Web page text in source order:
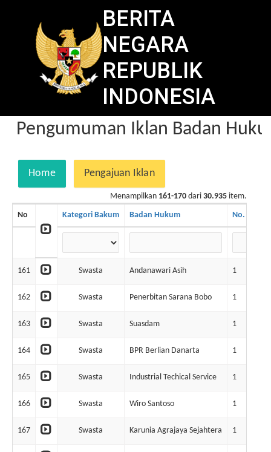
BERITA
NEGARA
REPUBLIK
INDONESIA
Pengumuman Iklan Badan
Home Pengajuan Iklan
Menampilkan 161-170 dari 30.935 item.
No Kategori Bakum Badan Hukum No. BN
161 Swasta Andanawari Asih 1
162 Swasta Penerbitan Sarana Bobo 1
163 Swasta Suasdam 1
164 Swasta BPR Berlian Danarta 1
165 Swasta Industrial Techical Service 1
166 Swasta Wiro Santoso 1
167 Swasta Karunia Agrajaya Sejahtera 1